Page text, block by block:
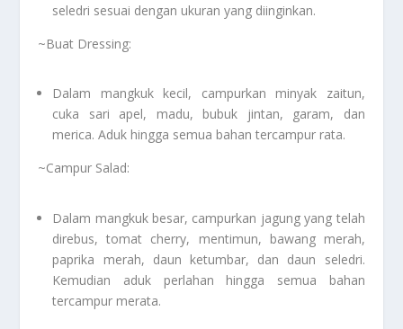
seledri sesuai dengan ukuran yang diinginkan.
~Buat Dressing:
Dalam mangkuk kecil, campurkan minyak zaitun,
cuka sari apel, madu, bubuk jintan, garam, dan
merica. Aduk hingga semua bahan tercampur rata.
~Campur Salad:
Dalam mangkuk besar, campurkan jagung yang telah
direbus, tomat cherry, mentimun, bawang merah,
paprika merah, daun ketumbar, dan daun seledri.
Kemudian aduk perlahan hingga semua bahan
tercampur merata.